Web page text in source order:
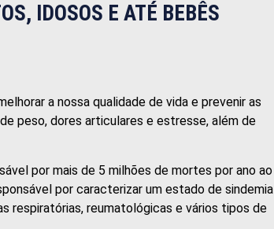
IDOSOS E ATÉ BEBÊS
a nossa qualidade de vida e prevenir as
peso, dores articulares e estresse, além de
por mais de 5 milhões de mortes por ano ao
por caracterizar um estado de sindemia
respiratórias, reumatológicas e vários tipos de